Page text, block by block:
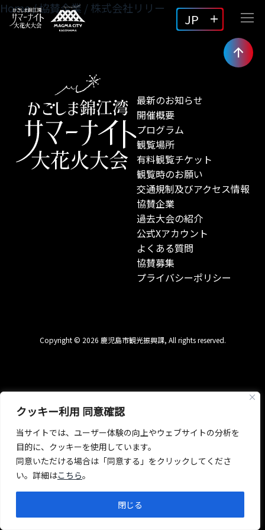
クッキー利用 同意確認
当サイトでは、ユーザー体験の向上やウェブサイトの分析を
目的に、クッキーを使用しています。
同意いただける場合は「同意する」をクリックしてくださ
い。詳細はこちら。
閉じる
JP
Home/協賛企業 /株式会社リリー
最新のお知らせ
開催概要
プログラム
観覧場所
有料観覧チケット
観覧時のお願い
交通規制及びアクセス情報
協賛企業
過去大会の紹介
公式Xアカウント
よくある質問
協賛募集
プライバシーポリシー
Copyright © 2026 鹿児島市観光振興課, All rights reserved.